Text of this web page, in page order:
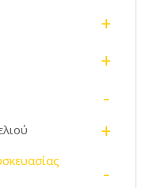
+
+
-
+
-